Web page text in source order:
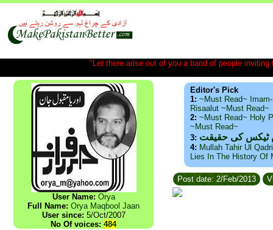
"Let there arise out of you a band of people
User Name: Orya
Full Name: Orya Maqbool Jaan
User since: 5/Oct/2007
No Of voices: 484
Editor's Pick
1: ~Must Read~
Risaalut ~Must Read~
2: ~Must Read~ Holy
~Must Read~
3: ٹیکس کی حقیقت
4: Mullah Tahir Ul
Lies In The History Of
Post date: 2/Feb/2013